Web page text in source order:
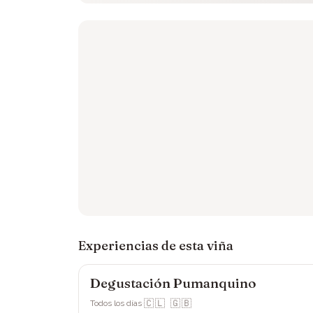
Experiencias de esta viña
Viña Ranquilhue
Degustación Pumanquino
Todos los días·🇨🇱 🇬🇧